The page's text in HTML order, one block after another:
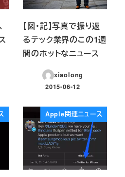
【図・記】写真で振り返
るテック業界のこの1週
間のホットなニュース
xiaolong
投稿日
2015-06-12
Apple関連ニュース